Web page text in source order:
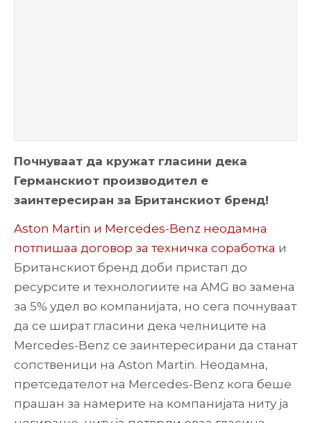
Почнуваат да кружат гласини дека
Германскиот производител е
заинтересиран за Британскиот бренд!
Aston Martin и Mercedes-Benz неодамна
потпишаа договор за техничка соработка и
Британскиот бренд доби пристап до
ресурсите и технологиите на AMG во замена
за 5% удел во компанијата, но сега почнуваат
да се шират гласини дека челниците на
Mercedes-Benz се заинтересирани да станат
сопственици на Aston Martin. Неодамна,
претседателот на Mercedes-Benz кога беше
прашан за намерите на компанијата ниту ја